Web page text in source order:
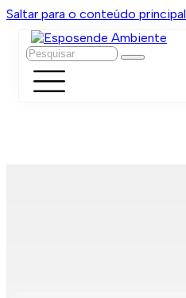
Saltar para o conteúdo principal
Pesquisar